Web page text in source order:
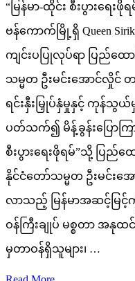
“မြန်မာ-ထိုင်း စီးပွားရေ
ဗန်ကောက်မြို့ရှိ Queen Sirikit
ကျင်းပပြုလုပ်ရာ ပြည်ထေ
သမ္မတ ဦးမင်းအောင်လှိုင် တ
ရင်းနှီးမြှုပ်နှံမှုနှင့် ကုန်သွယ်
ပတ်သက်၍ မိန့်ခွန်းပြောကြ
စီးပွားရေးဖိုရမ်”သို့ ပြည်ထ
နိုင်ငံတော်သမ္မတ ဦးမင်း
လာသည့် မြန်မာအဆင့်မြင့်
ဝန်ကြီးချုပ် မစ္စတာ အနုထ
မှတာဝန်ရှိသူများ၊ …